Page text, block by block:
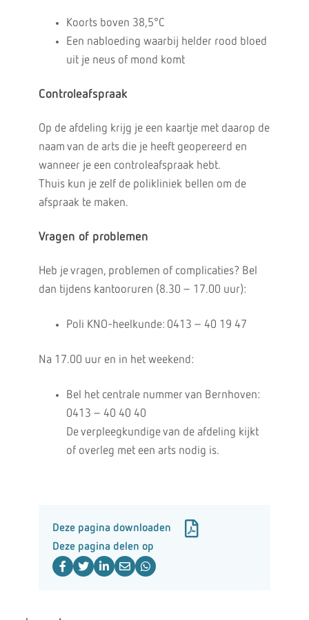
Koorts boven 38,5°C
Een nabloeding waarbij helder rood bloed
uit je neus of mond komt
Controleafspraak
Op de afdeling krijg je een kaartje met daarop de
naam van de arts die je heeft geopereerd en
wanneer je een controleafspraak hebt.
Thuis kun je zelf de polikliniek bellen om de
afspraak te maken.
Vragen of problemen
Heb je vragen, problemen of complicaties? Bel
dan tijdens kantooruren (8.30 – 17.00 uur):
Poli KNO-heelkunde: 0413 – 40 19 47
Na 17.00 uur en in het weekend:
Bel het centrale nummer van Bernhoven:
0413 – 40 40 40
De verpleegkundige van de afdeling kijkt
of overleg met een arts nodig is.
Deze pagina downloaden
Deze pagina delen op